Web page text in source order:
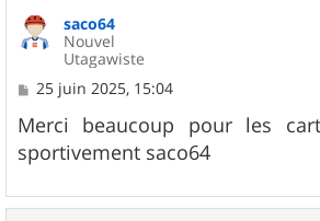
saco64
Nouvel
Utagawiste
M
s
s
a
e
25 juin 2025, 15:04
Merci beaucoup pour les
sportivement saco64